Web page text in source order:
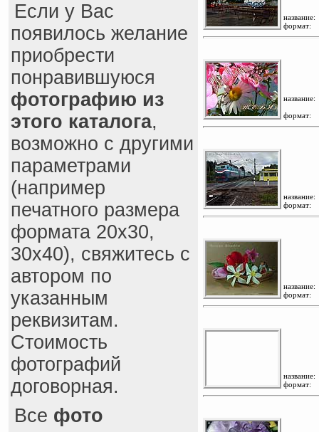
Если у Вас
появилось желание
приобрести
понравившуюся
фотографию из
этого каталога,
возможно с другими
параметрами
(например
печатного размера
формата 20x30,
30x40), свяжитесь с
автором по
указанным
реквизитам.
Стоимость
фотографий
договорная.
Все фото
название:
формат:
название:
формат:
название:
формат:
название:
формат:
название:
формат: